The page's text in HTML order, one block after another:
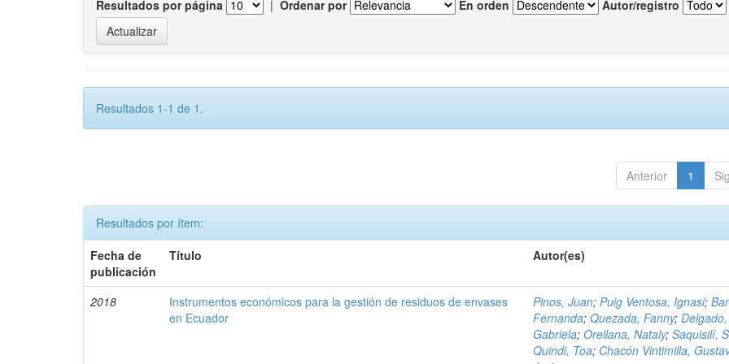
Resultados por página | Ordenar por En orden Autor/registro
Resultados 1-1 de 1.
Anterior 1
Resultados por ítem:
Fecha de
publicación
Título Autor(es)
2018
Instrumentos económicos para la gestión de residuos de envases
en Ecuador
Pinos, Juan;Puig Ventosa, Ignasi;
Fernanda;Quezada, Fanny;Delgado,
Gabriela;Orellana, Nataly;Saquisilí,
Quindi, Toa; Chacón Vintimilla,